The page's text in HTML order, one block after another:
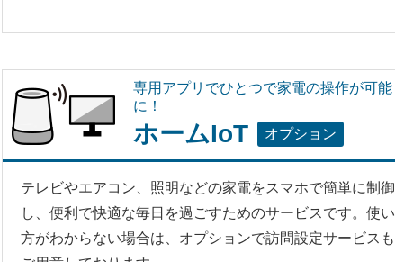
専用アプリでひとつで家電の操作が可能
に！
ホームIoT オプション
テレビやエアコン、照明などの家電をスマホで簡単に制御
し、便利で快適な毎日を過ごすためのサービスです。使い
方がわからない場合は、オプションで訪問設定サービスも